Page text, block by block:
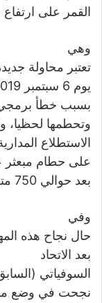
القمر على ارتفاع حوالي 100
وهي
يوم 6 سبتمبر 2019،
بسبب خطأ
وتحطمها لحظيا،
الاستطلاع
على حطام مبعثر
بعد حوالي 750 مترا من منطقة الهبوط المستهدفة.
وفي
حال نجاح هذه
بعد الاتحاد
السوفياتي
نجحت في وضع